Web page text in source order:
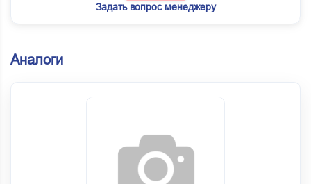
Задать вопрос менеджеру
Аналоги